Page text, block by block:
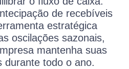
de recebíveis
estratégica
oscilações sazonais,
mantenha suas
durante todo o ano.